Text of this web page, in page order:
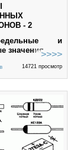
- 2
и
значения
14721 просмотр